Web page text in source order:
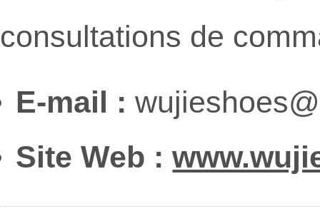
consultations de
E-mail :
Site Web :